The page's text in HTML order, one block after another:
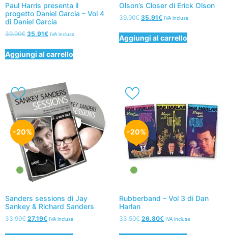
Paul Harris presenta il
progetto Daniel Garcia – Vol 4
di Daniel Garcia
39.90€ 35.91€ IVA inclusa
Aggiungi al carrello
Olson’s Closer di Erick Olson
39.90€ 35.91€ IVA inclusa
Aggiungi al carrello
-20%
Sanders sessions di Jay
Sankey & Richard Sanders
33.99€ 27.19€ IVA inclusa
-20%
Rubberband – Vol 3 di Dan
Harlan
33.50€ 26.80€ IVA inclusa